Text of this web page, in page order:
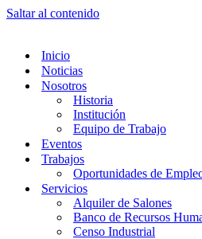
Saltar al contenido
Inicio
Noticias
Nosotros
Historia
Institución
Equipo de Trabajo
Eventos
Trabajos
Oportunidades de
Servicios
Alquiler de Salones
Banco de Recursos
Censo Industrial